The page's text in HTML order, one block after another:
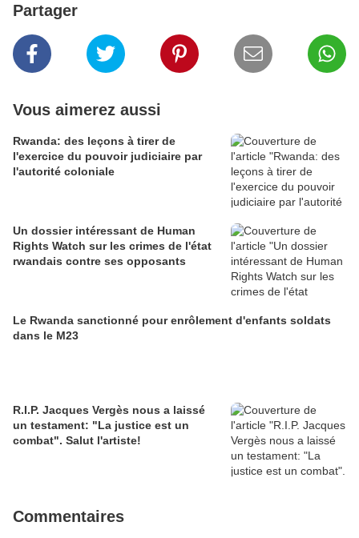
Partager
Vous aimerez aussi
Rwanda: des leçons à tirer de
l'exercice du pouvoir judiciaire par
l'autorité coloniale
Un dossier intéressant de Human
Rights Watch sur les crimes de l'état
rwandais contre ses opposants
Le Rwanda sanctionné pour enrôlement d'enfants soldats
dans le M23
R.I.P. Jacques Vergès nous a laissé
un testament: "La justice est un
combat". Salut l'artiste!
Commentaires